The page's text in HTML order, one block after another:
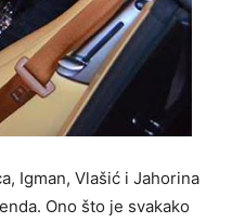
Igman, Vlašić i Jahorina
Ono što je svakako